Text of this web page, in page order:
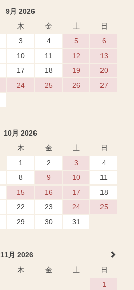
9月 2026
木 金 土
日
3 4 5
6
10 11 12
13
17 18 19
20
24 25 26
27
10月 2026
木 金 土
日
1
2 3
4
8 9 10
11
15 16 17
18
22 23 24
25
29 30 31
11月 2026
木 金 土
日
1